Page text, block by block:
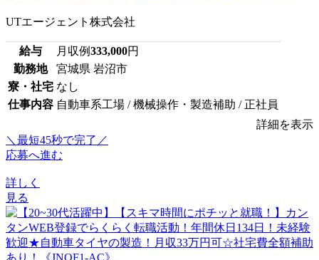
UTエージェント株式会社
給与 月収例333,000円
勤務地
宮城県 岩沼市
寮・社宅 なし
仕事内容 自動車系工場 / 機械操作・製造補助 / 正社員
詳細を表示
＼最短45秒で完了／
応募へ進む
詳しく
見る